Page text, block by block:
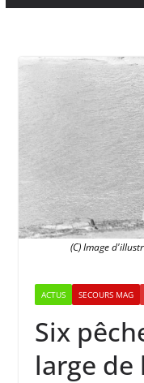
(C) Image
ACTUS SECOURS MAG
Six
large de